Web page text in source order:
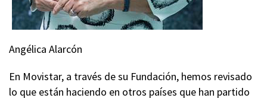
Angélica Alarcón
En Movistar, a través de su Fundación, hemos revisado
lo que están haciendo en otros países que han partido